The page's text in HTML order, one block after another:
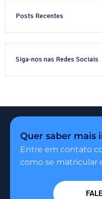
Posts Recentes
Siga-nos nas Redes Sociais
Quer saber mais
Entre em contato
como se matricular